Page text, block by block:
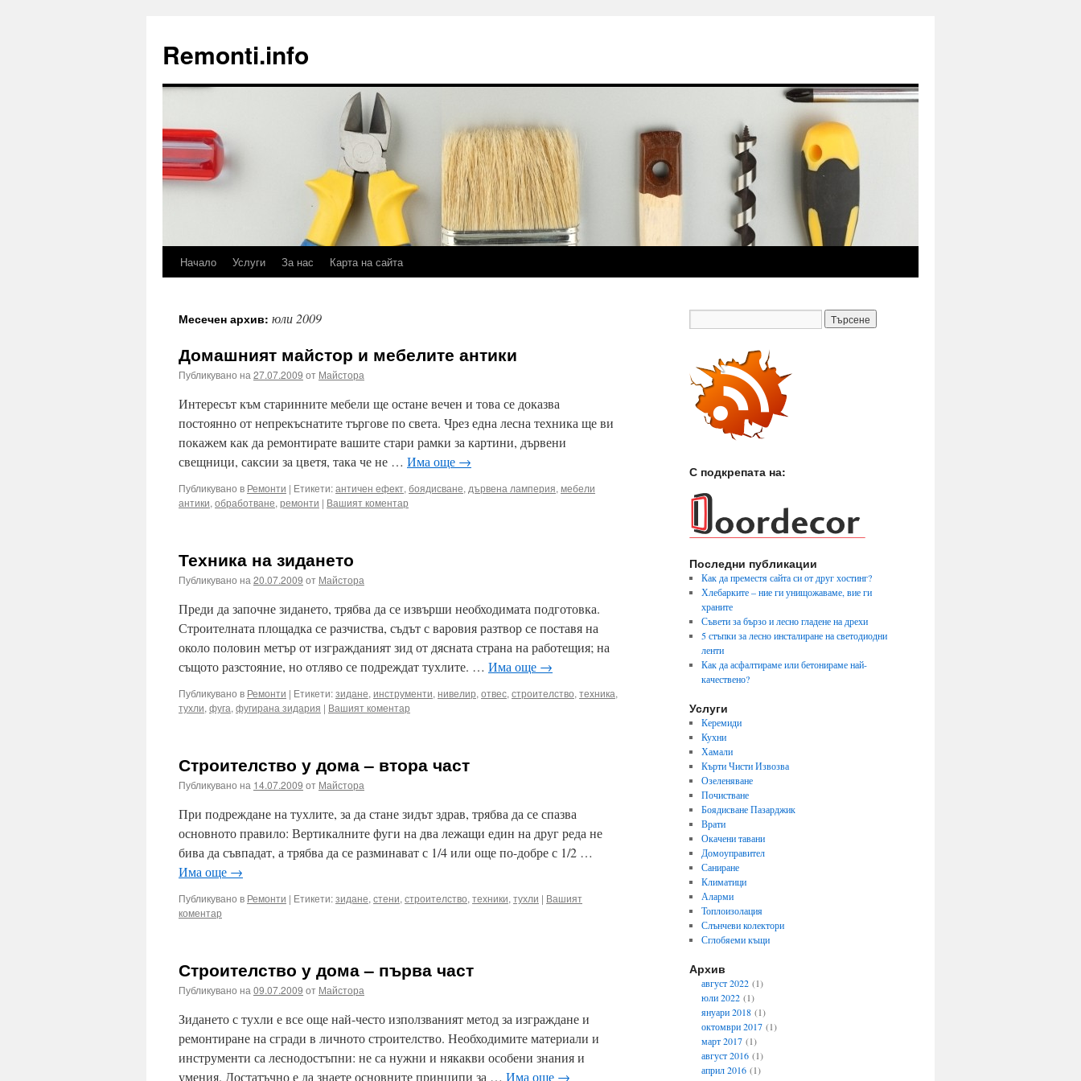
Remonti.info
КъмНачало Услуги За нас Карта на сайта
Месечен архив: юли 2009
Домашният майстор и мебелите антики
Публикувано на 27.07.2009 от Майстора
Интересът към старинните мебели ще остане вечен и това се доказва
постоянно от непрекъснатите търгове по света. Чрез една лесна техника ще ви
покажем как да ремонтирате вашите стари рамки за картини, дървени
свещници, саксии за цветя, така че не … Има още →
Публикувано в Ремонти | Етикети:античен ефект, боядисване, дървена ламперия, мебели
антики, обработване, ремонти | Вашият коментар
Техника на зидането
Публикувано на 20.07.2009 от Майстора
Преди да започне зидането, трябва да се извърши необходимата подготовка.
Строителната площадка се разчиства, съдът с варовия разтвор се поставя на
около половин метър от изгражданият зид от дясната страна на работещия; на
същото разстояние, но отляво се подреждат тухлите. … Има още →
Публикувано в Ремонти | Етикети:зидане, инструменти, нивелир, отвес, строителство, техника,
тухли, фуга, фугирана зидария | Вашият коментар
Строителство у дома – втора част
Публикувано на 14.07.2009 от Майстора
При подреждане на тухлите, за да стане зидът здрав, трябва да се спазва
основното правило: Вертикалните фуги на два лежащи един на друг реда не
бива да съвпадат, а трябва да се разминават с 1/4 или още по-добре с 1/2 …
Има още →
Публикувано в Ремонти | Етикети:зидане, стени, строителство, техники, тухли | Вашият
коментар
Строителство у дома – първа част
Публикувано на 09.07.2009 от Майстора
Зидането с тухли е все още най-често използваният метод за изграждане и
ремонтиране на сгради в личното строителство. Необходимите материали и
инструменти са леснодостъпни: не са нужни и някакви особени знания и
умения. Достатъчно е да знаете основните принципи за … Има още →
С подкрепата на:
Последни публикации
Как да преместя сайта си от друг хостинг?
Хлебарките – ние ги унищожаваме, вие ги
храните
Съвети за бързо и лесно гладене на дрехи
5 стъпки за лесно инсталиране на светодиодни
ленти
Как да асфалтираме или бетонираме най-
качествено?
Услуги
Керемиди
Кухни
Хамали
Кърти Чисти Извозва
Озеленяване
Почистване
Боядисване Пазарджик
Врати
Окачени тавани
Домоуправител
Саниране
Климатици
Аларми
Топлоизолация
Слънчеви колектори
Сглобяеми къщи
Архив
август 2022 (1)
юли 2022 (1)
януари 2018 (1)
октомври 2017 (1)
март 2017 (1)
август 2016 (1)
април 2016 (1)